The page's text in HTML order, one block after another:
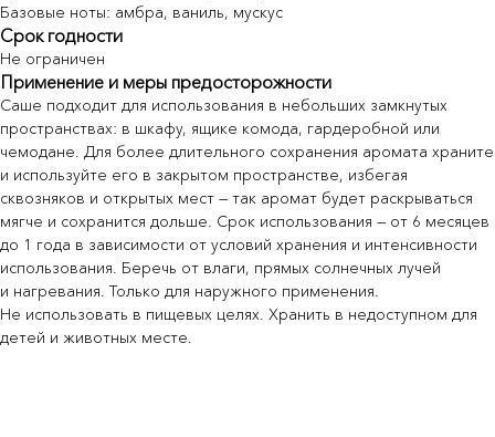
Базовые ноты: амбра, ваниль, мускус
Срок годности
Не ограничен
Применение и меры предосторожности
Саше подходит для использования в небольших замкнутых
пространствах: в шкафу, ящике комода, гардеробной или
чемодане. Для более длительного сохранения аромата храните
и используйте его в закрытом пространстве, избегая
сквозняков и открытых мест — так аромат будет раскрываться
мягче и сохранится дольше. Срок использования — от 6 месяцев
до 1 года в зависимости от условий хранения и интенсивности
использования. Беречь от влаги, прямых солнечных лучей
и нагревания. Только для наружного применения.
Не использовать в пищевых целях. Хранить в недоступном для
детей и животных месте.
У nōtem есть рассылка
Тестируем новые форматы: делимся
новостями, персональными
предложениями, вдохновением — всем,
чем живёт nōtem.
В welcome-письме — скидка −10%
Я согласен с условиями
Политики обработки
персональных данныхи даюсогласие на
обработку моих персональных данных